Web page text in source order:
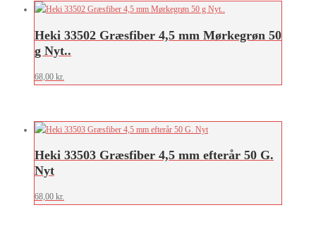
Heki 33502 Græsfiber 4,5 mm Mørkegrøn 50
g Nyt..
68,00 kr.
Heki 33503 Græsfiber 4,5 mm efterår 50 G.
Nyt
68,00 kr.